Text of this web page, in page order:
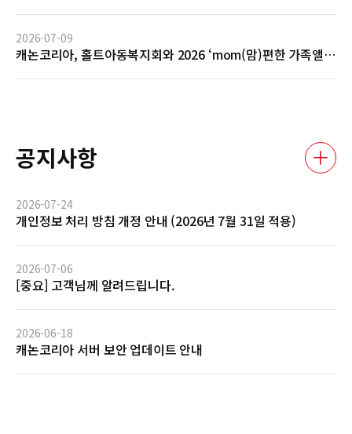
2026-07-09
캐논코리아, 홀트아동복지회와 2026 ‘mom(맘)편한 가족앨
공지사항
2026-07-24
개인정보 처리 방침 개정 안내 (2026년 7월 31일 적용)
2026-07-06
[중요] 고객님께 알려드립니다.
2026-06-18
캐논코리아 서버 보안 업데이트 안내